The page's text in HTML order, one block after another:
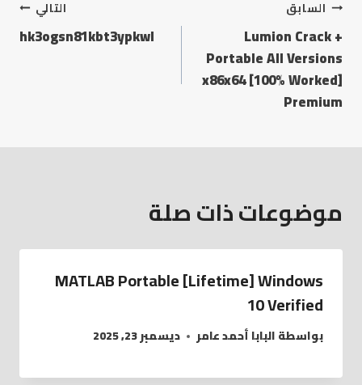
السابق
Lumion Crack +
Portable All Versions
x86x64 [100% Worked]
Premium
التالي
hk3ogsn81kbt3ypkwl
موضوعات ذات صلة
MATLAB Portable [Lifetime] Windows
10 Verified
بواسطةالبابا أحمد عامر ديسمبر 23, 2025